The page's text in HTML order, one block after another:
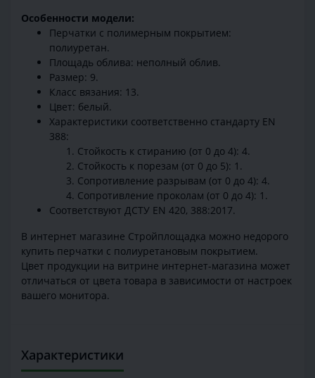
Особенности модели:
Перчатки с полимерным покрытием:
полиуретан.
Площадь облива: неполный облив.
Размер: 9.
Класс вязания: 13.
Цвет: белый.
Характеристики соответственно стандарту EN
388:
Стойкость к стиранию (от 0 до 4): 4.
Стойкость к порезам (от 0 до 5): 1.
Сопротивление разрывам (от 0 до 4): 4.
Сопротивление проколам (от 0 до 4): 1.
Соответствуют ДСТУ EN 420, 388:2017.
В интернет магазине Стройплощадка можно недорого
купить перчатки с полиуретановым покрытием.
Цвет продукции на витрине интернет-магазина может
отличаться от цвета товара в зависимости от настроек
вашего монитора.
Характеристики